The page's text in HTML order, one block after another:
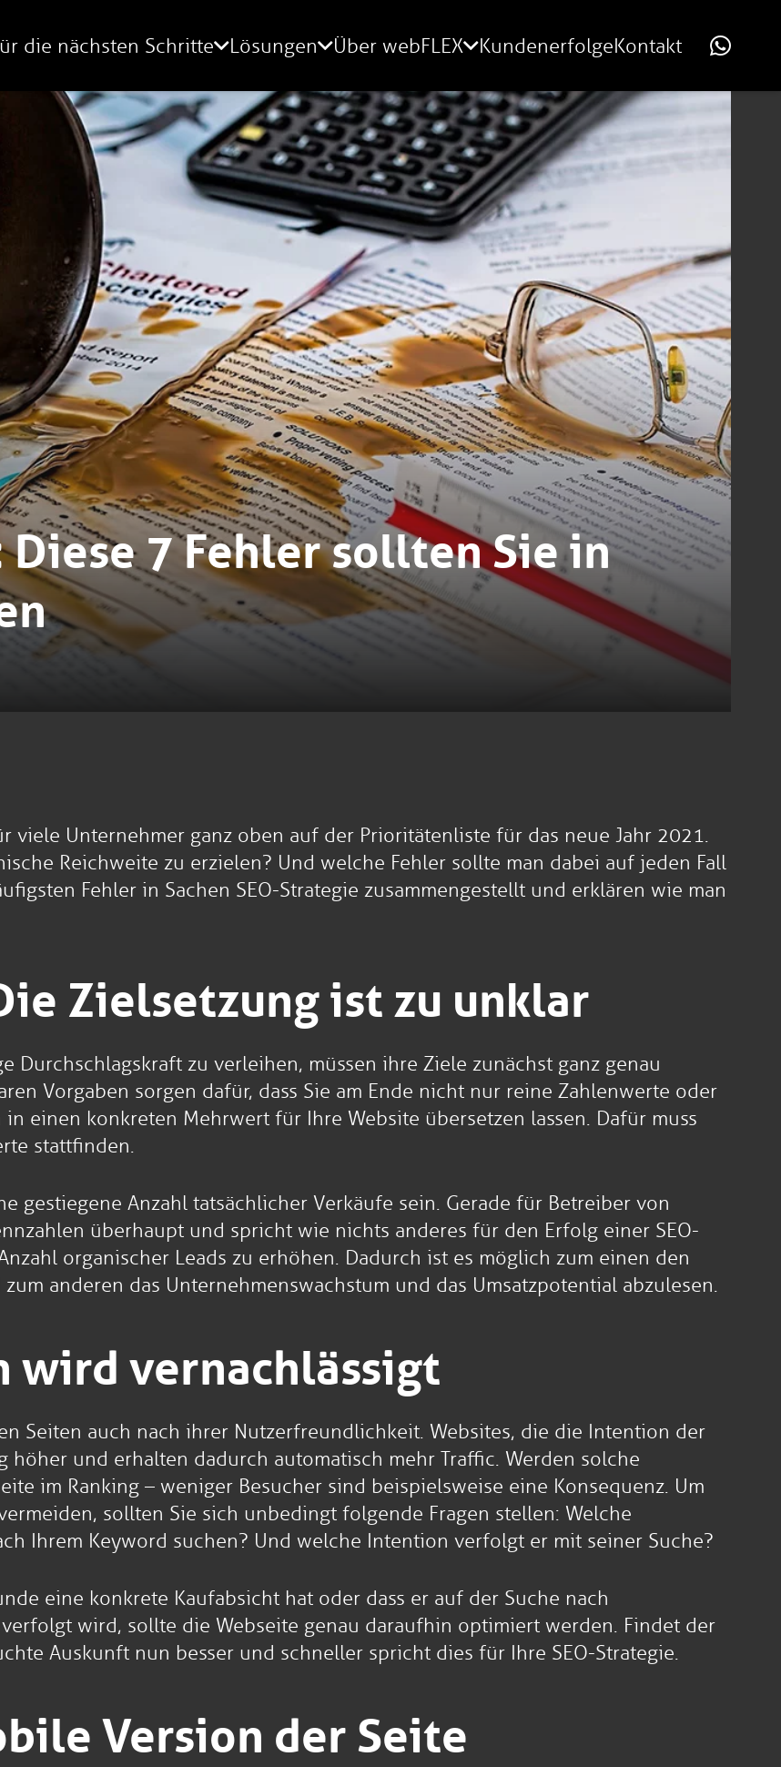
die nächsten Schritte Lösungen Über webFLEX KundenerfolgeKontakt
Diese 7 Fehler sollten Sie in
viele Unternehmer ganz oben auf der Prioritätenliste für das neue Jahr 2021.
Reichweite zu erzielen? Und welche Fehler sollte man dabei auf jeden Fall
Fehler in Sachen SEO-Strategie zusammengestellt und erklären wie man
Zielsetzung ist zu unklar
Durchschlagskraft zu verleihen, müssen ihre Ziele zunächst ganz genau
Vorgaben sorgen dafür, dass Sie am Ende nicht nur reine Zahlenwerte oder
einen konkreten Mehrwert für Ihre Website übersetzen lassen. Dafür muss
stattfinden.
gestiegene Anzahl tatsächlicher Verkäufe sein. Gerade für Betreiber von
überhaupt und spricht wie nichts anderes für den Erfolg einer SEO-
organischer Leads zu erhöhen. Dadurch ist es möglich zum einen den
anderen das Unternehmenswachstum und das Umsatzpotential abzulesen.
wird vernachlässigt
Seiten auch nach ihrer Nutzerfreundlichkeit. Websites, die die Intention der
höher und erhalten dadurch automatisch mehr Traffic. Werden solche
im Ranking – weniger Besucher sind beispielsweise eine Konsequenz. Um
sollten Sie sich unbedingt folgende Fragen stellen: Welche
Ihrem Keyword suchen? Und welche Intention verfolgt er mit seiner Suche?
eine konkrete Kaufabsicht hat oder dass er auf der Suche nach
wird, sollte die Webseite genau daraufhin optimiert werden. Findet der
Auskunft nun besser und schneller spricht dies für Ihre SEO-Strategie.
Version der Seite